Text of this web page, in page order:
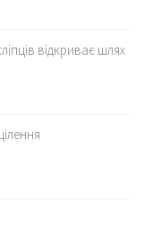
відкриває шлях